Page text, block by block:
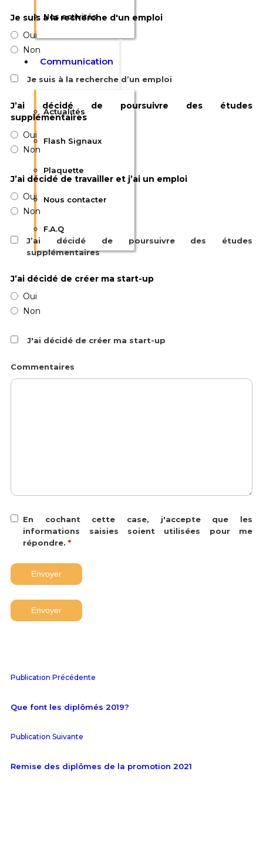
Nos activités
Communication
Actualités
Flash Signaux
Plaquette
Nous contacter
F.A.Q
Je suis à la recherche d'un emploi
Oui
Non
Je suis à la recherche d’un emploi
J’ai décidé de poursuivre des études
supplémentaires
Oui
Non
J’ai décidé de travailler et j’ai un emploi
Oui
Non
J’ai décidé de poursuivre des études
supplémentaires
J’ai décidé de créer ma start-up
Oui
Non
J'ai décidé de créer ma start-up
Commentaires
En cochant cette case, j'accepte que les
informations saisies soient utilisées pour me
répondre.*
Publication Précédente
Que font les diplômés 2019?
Publication Suivante
Remise des diplômes de la promotion 2021